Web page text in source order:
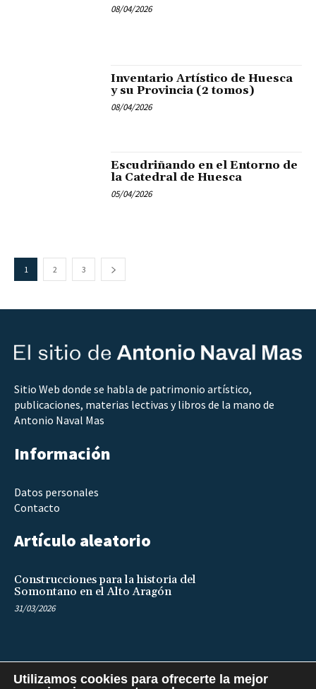
08/04/2026
Inventario Artístico de Huesca
y su Provincia (2 tomos)
08/04/2026
Escudriñando en el Entorno de
la Catedral de Huesca
05/04/2026
1 2 3
Sitio Web donde se habla de patrimonio artístico,
publicaciones, materias lectivas y libros de la mano de
Antonio Naval Mas
Información
Datos personales
Contacto
Artículo aleatorio
Construcciones para la historia del
Somontano en el Alto Aragón
31/03/2026
Utilizamos cookies para ofrecerte la mejor